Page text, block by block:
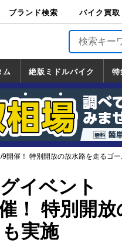
ブランド検索 バイク買取
バイク買取
ム
ム
キ
絶版ミドルバイク
絶版ミドルバイク
一覧
ホンダ
ヤマハ
スズキ
カワサキ
特
の駅調査隊
ーリング情報局
本の道50選
道めぐり
道ツーリング
開催！ 特別開放の放水路を走るゴ
イベント
！ 特別開
実施